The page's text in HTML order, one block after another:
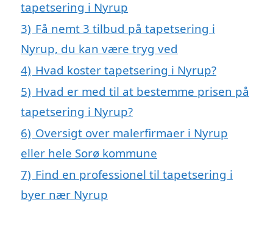
tapetsering i Nyrup
3) Få nemt 3 tilbud på tapetsering i
Nyrup, du kan være tryg ved
4) Hvad koster tapetsering i Nyrup?
5) Hvad er med til at bestemme prisen på
tapetsering i Nyrup?
6) Oversigt over malerfirmaer i Nyrup
eller hele Sorø kommune
7) Find en professionel til tapetsering i
byer nær Nyrup